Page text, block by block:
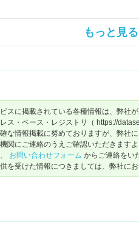
もっと見る
スに掲載されている各種情報は、弊社
ス・ベース・レジストリ（ https://
な情報掲載に努めておりますが、弊社
関にご連絡のうえご確認いただきます
お問い合わせフォーム からご連絡をい
を受けた情報につきましては、弊社に